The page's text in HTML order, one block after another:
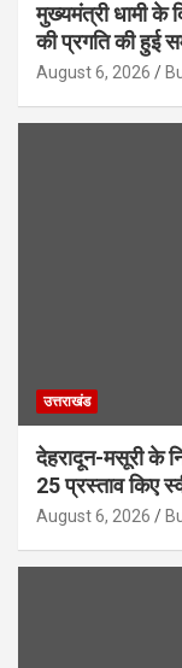
मुख्यमंत्री धामी के
की प्रगति की हुई
August 6, 2026
उत्तराखंड
देहरादून-मसूरी के
25 प्रस्ताव किए
August 6, 2026